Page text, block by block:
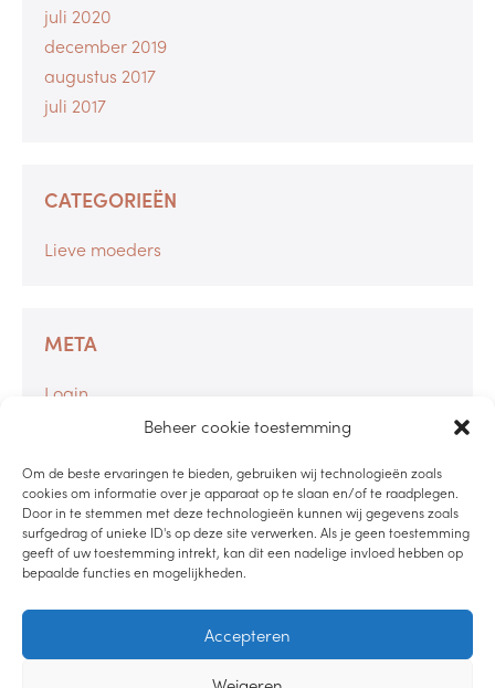
Beheer cookie toestemming
Om de beste ervaringen te bieden, gebruiken wij technologieën zoals
cookies om informatie over je apparaat op te slaan en/of te raadplegen.
Door in te stemmen met deze technologieën kunnen wij gegevens zoals
surfgedrag of unieke ID's op deze site verwerken. Als je geen toestemming
geeft of uw toestemming intrekt, kan dit een nadelige invloed hebben op
bepaalde functies en mogelijkheden.
Accepteren
juli 2020
december 2019
augustus 2017
juli 2017
CATEGORIEËN
Lieve moeders
META
Login
Berichten feed
WordPress.org
LEES DE BLOG